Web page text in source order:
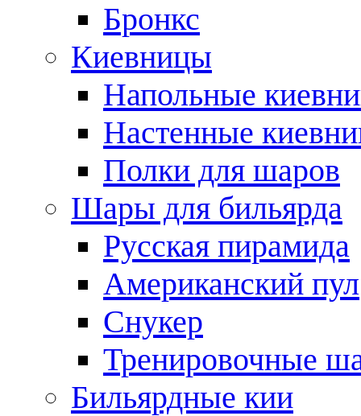
Бронкс
Киевницы
Напольные
Настенные
Полки для шаров
Шары для бильярда
Русская пирамида
Американский пул
Снукер
Тренировочные
Бильярдные кии